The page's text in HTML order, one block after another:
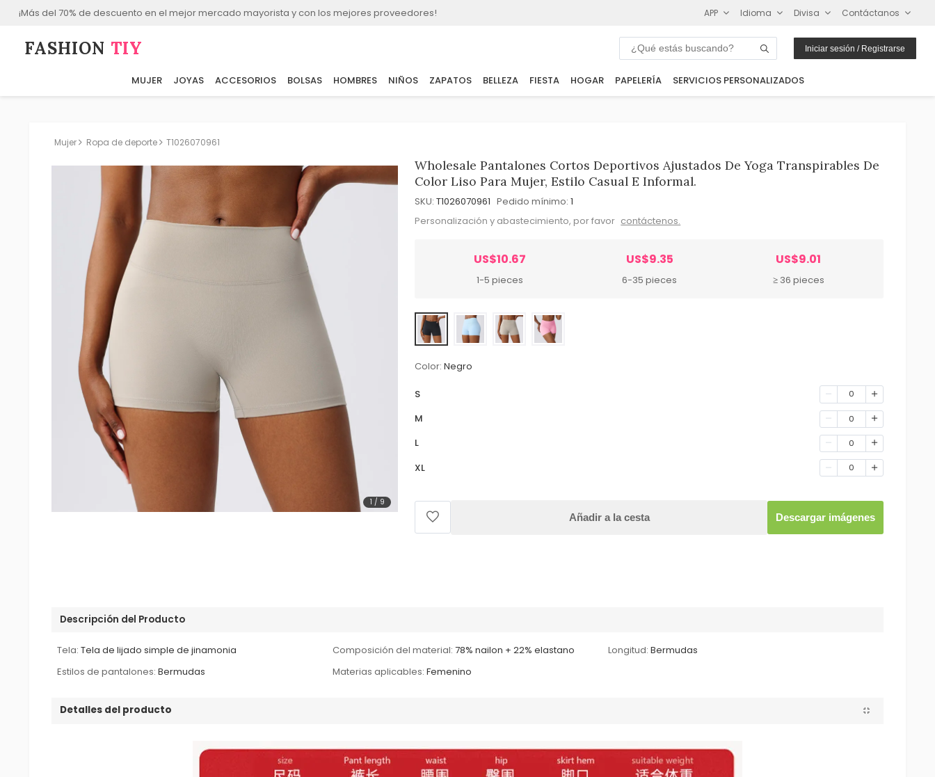
¡Más del 70% de descuento en el mejor mercado mayorista y con los mejores proveedores! APP Idioma Divisa Contáctanos
FASHION⁠ TIY Iniciar sesión / Registrarse
MUJER JOYAS ACCESORIOS BOLSAS HOMBRES NIÑOS ZAPATOS BELLEZA FIESTA HOGAR PAPELERÍA SERVICIOS PERSONALIZADOS
Mujer Ropa de deporte T1026070961
1 / 9
Wholesale Pantalones Cortos Deportivos Ajustados De Yoga Transpirables De
Color Liso Para Mujer, Estilo Casual E Informal.
SKU: T1026070961 Pedido mínimo: 1
Personalización y abastecimiento, por favor contáctenos.
US$10.67
1-5 pieces
US$9.35
6-35 pieces
US$9.01
≥ 36 pieces
Color: Negro
S 0
M 0
L 0
XL 0
Añadir a la cesta Descargar imágenes
Descripción del Producto
Tela: Tela de lijado simple de jinamonia Composición del material: 78% nailon + 22% elastano Longitud: Bermudas
Estilos de pantalones: Bermudas Materias aplicables: Femenino
Detalles del producto